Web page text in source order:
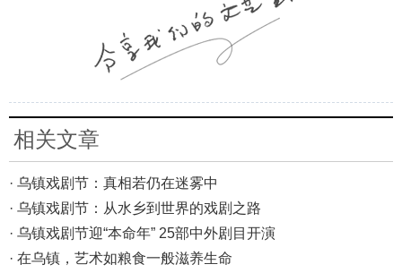
相关文章
· 乌镇戏剧节：真相若仍在迷雾中
· 乌镇戏剧节：从水乡到世界的戏剧之路
· 乌镇戏剧节迎“本命年” 25部中外剧目开演
· 在乌镇，艺术如粮食一般滋养生命